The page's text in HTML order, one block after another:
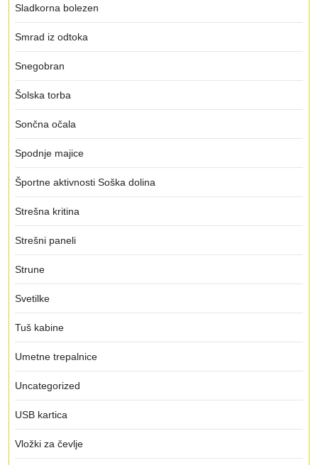
Sladkorna bolezen
Smrad iz odtoka
Snegobran
Šolska torba
Sončna očala
Spodnje majice
Športne aktivnosti Soška dolina
Strešna kritina
Strešni paneli
Strune
Svetilke
Tuš kabine
Umetne trepalnice
Uncategorized
USB kartica
Vložki za čevlje